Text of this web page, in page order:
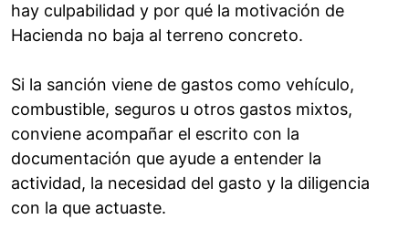
hay culpabilidad y por qué la motivación de
Hacienda no baja al terreno concreto.
Si la sanción viene de gastos como vehículo,
combustible, seguros u otros gastos mixtos,
conviene acompañar el escrito con la
documentación que ayude a entender la
actividad, la necesidad del gasto y la diligencia
con la que actuaste.